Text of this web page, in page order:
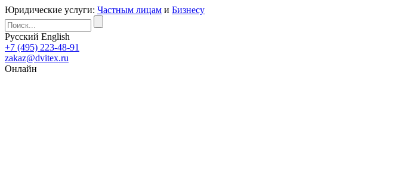
Юридические услуги: Частным лицам и Бизнесу
Русский English
+7 (495) 223-48-91
zakaz@dvitex.ru
Онлайн